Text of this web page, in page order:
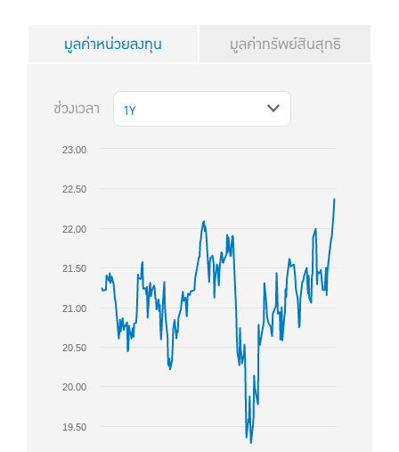
มูลค่าหน่วยลงทุน มูลค่าทรัพย์สินสุทธิ
ช่วงเวลา 1Y
19.50
20.00
20.50
21.00
21.50
22.00
22.50
23.00